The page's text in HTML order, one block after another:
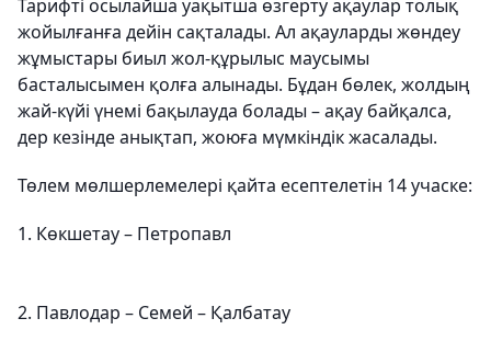
Тарифті осылайша уақытша өзгерту ақаулар толық
жойылғанға дейін сақталады. Ал ақауларды жөндеу
жұмыстары биыл жол-құрылыс маусымы
басталысымен қолға алынады. Бұдан бөлек, жолдың
жай-күйі үнемі бақылауда болады – ақау байқалса,
дер кезінде анықтап, жоюға мүмкіндік жасалады.
Төлем мөлшерлемелері қайта есептелетін 14 учаске:
1. Көкшетау – Петропавл
2. Павлодар – Семей – Қалбатау